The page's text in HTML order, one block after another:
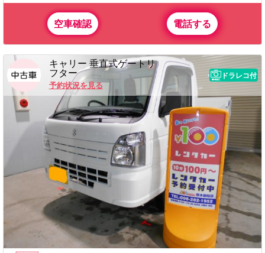
空車確認 電話する
キャリー 垂直式ゲートリ
フター
予約状況を見る
ドラレコ付